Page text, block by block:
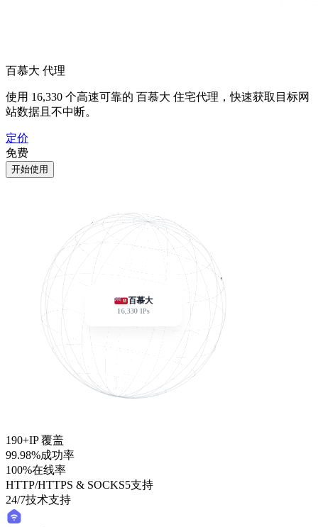
百慕大 代理
使用 16,330 个高速可靠的 百慕大 住宅代理，快速获取目标网
站数据且不中断。
定价
免费
开始使用
百慕大
16,330 IPs
190+IP 覆盖
99.98%成功率
100%在线率
HTTP/HTTPS & SOCKS5支持
24/7技术支持